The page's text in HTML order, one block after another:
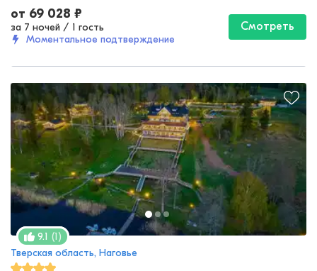
от 69 028 ₽
за 7 ночей / 1 гость
Моментальное подтверждение
Смотреть
9.1 (1)
Тверская область, Наговье